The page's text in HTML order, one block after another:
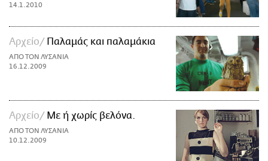
14.1.2010
Αρχείο Παλαμάς και παλαμάκια
ΑΠΟ ΤΟΝ ΛΥΣΑΝΙΑ
16.12.2009
Αρχείο Με ή χωρίς βελόνα.
ΑΠΟ ΤΟΝ ΛΥΣΑΝΙΑ
10.12.2009